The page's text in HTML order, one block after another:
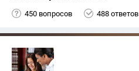
450 вопросов 488 ответов